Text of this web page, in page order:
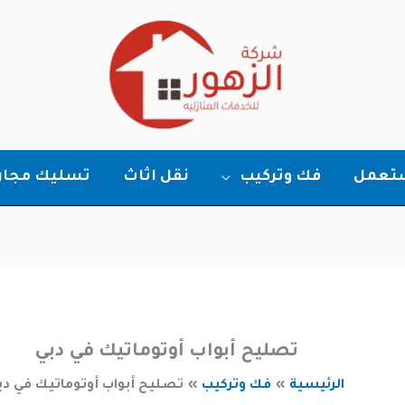
فك وتركيب نقل اثاث تسليك
تصليح أبواب أوتوماتيك في دبي
الرئيسية فك وتركيب تصليح أبواب أوتوماتيك في